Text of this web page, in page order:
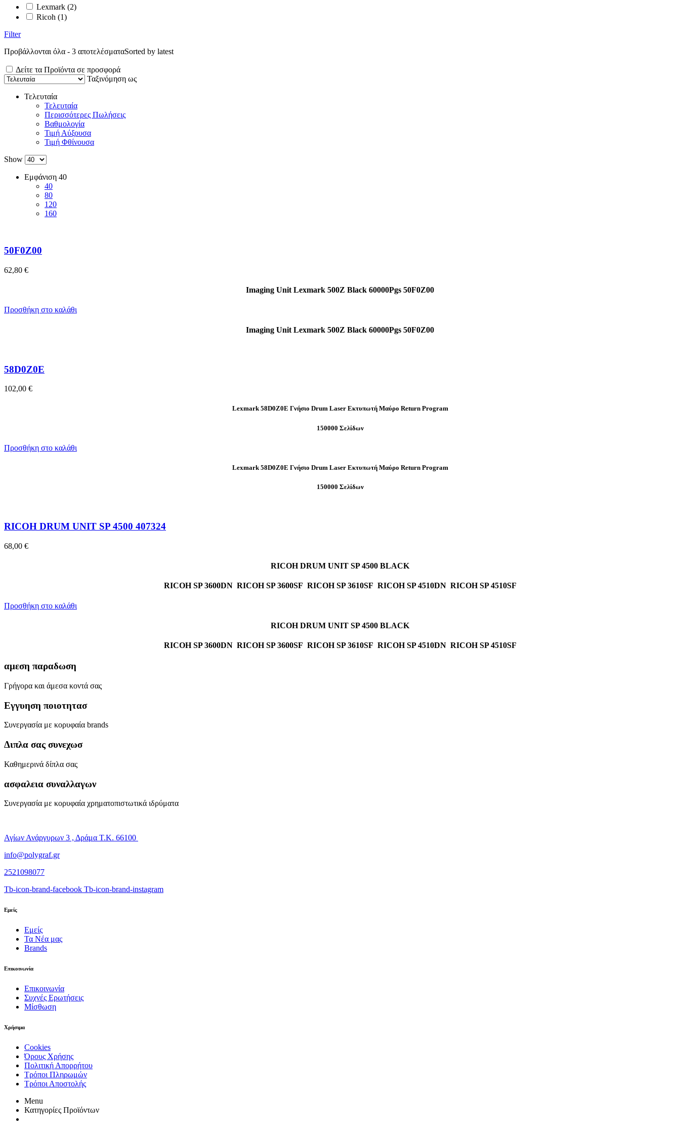
Lexmark (2)
Ricoh (1)
Filter
Προβάλλονται όλα - 3 αποτελέσματαSorted by latest
Δείτε τα Προϊόντα σε προσφορά
Ταξινόμηση ως
Τελευταία
Τελευταία
Περισσότερες Πωλήσεις
Βαθμολογία
Τιμή Αύξουσα
Τιμή Φθίνουσα
Show
Εμφάνιση 40
40
80
120
160
50F0Z00
62,80 €
Imaging Unit Lexmark 500Z Black 60000Pgs 50F0Z00
Προσθήκη στο καλάθι
Imaging Unit Lexmark 500Z Black 60000Pgs 50F0Z00
58D0Z0E
102,00 €
Lexmark 58D0Z0E Γνήσιο Drum Laser Εκτυπωτή Μαύρο Return Program
150000 Σελίδων
Προσθήκη στο καλάθι
Lexmark 58D0Z0E Γνήσιο Drum Laser Εκτυπωτή Μαύρο Return Program
150000 Σελίδων
RICOH DRUM UNIT SP 4500 407324
68,00 €
RICOH DRUM UNIT SP 4500 BLACK
RICOH SP 3600DN RICOH SP 3600SF RICOH SP 3610SF RICOH SP 4510DN RICOH SP 4510SF
Προσθήκη στο καλάθι
RICOH DRUM UNIT SP 4500 BLACK
RICOH SP 3600DN RICOH SP 3600SF RICOH SP 3610SF RICOH SP 4510DN RICOH SP 4510SF
αμεση παραδωση
Γρήγορα και άμεσα κοντά σας
Εγγυηση ποιοτητασ
Συνεργασία με κορυφαία brands
Διπλα σας συνεχωσ
Καθημερινά δίπλα σας
ασφαλεια συναλλαγων
Συνεργασία με κορυφαία χρηματοπιστωτικά ιδρύματα
Αγίων Ανάργυρων 3 , Δράμα Τ.Κ. 66100
info@polygraf.gr
2521098077
Tb-icon-brand-facebook Tb-icon-brand-instagram
Εμείς
Εμείς
Τα Νέα μας
Brands
Επικοινωνία
Επικοινωνία
Συχνές Ερωτήσεις
Μίσθωση
Χρήσιμα
Cookies
Όρους Χρήσης
Πολιτική Απορρήτου
Τρόποι Πληρωμών
Τρόποι Αποστολής
Menu
Κατηγορίες Προϊόντων